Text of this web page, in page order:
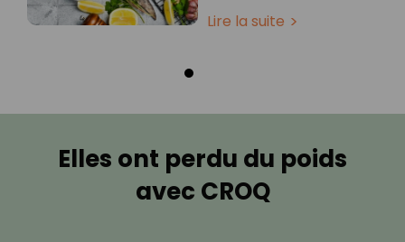
Lire la suite
Elles ont perdu du poids
avec CROQ